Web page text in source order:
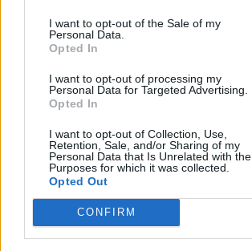
I want to opt-out of the Sale of my
Personal Data.
Opted In
I want to opt-out of processing my
Personal Data for Targeted Advertising.
Opted In
I want to opt-out of Collection, Use,
Retention, Sale, and/or Sharing of my
Personal Data that Is Unrelated with the
Purposes for which it was collected.
Opted Out
CONFIRM
Arhiva sondajelor
ad